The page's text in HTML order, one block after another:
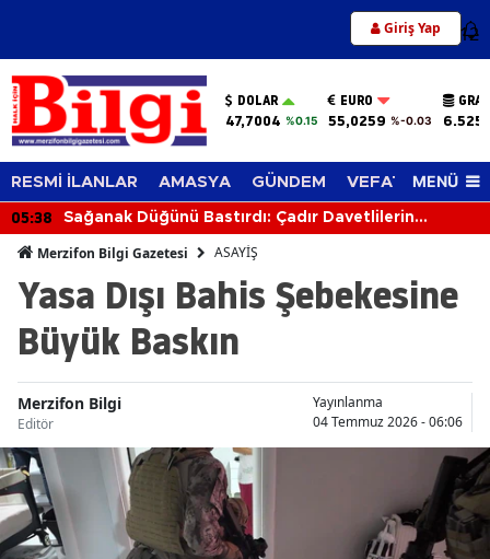
Giriş Yap 12
DOLAR
47,7004 %0.15
EURO
55,0259 %-0.03
RESMİ İLANLAR AMASYA GÜNDEM VEFAT EDENLER
MENÜ
05:38
Sağanak Düğünü Bastırdı: Çadır Davetlilerin
Merzifon Bilgi Gazetesi ASAYİŞ
Yasa Dışı Bahis Şebekesine
Büyük Baskın
Merzifon Bilgi
Editör
Yayınlanma
04 Temmuz 2026 - 06:06